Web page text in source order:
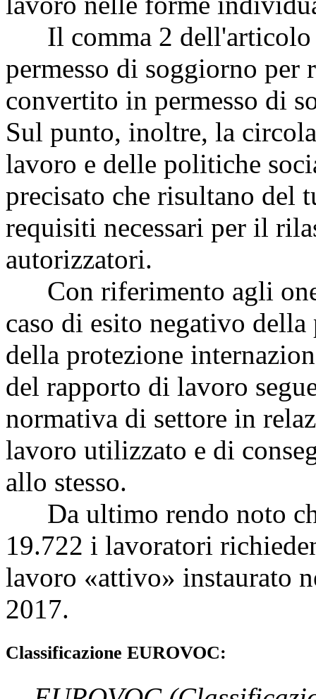
Il comma 2 dell'articolo
permesso di soggiorno per
convertito in permesso di
Sul punto, inoltre, la
lavoro e delle politiche
precisato che risultano del
requisiti necessari per il
autorizzatori.
Con riferimento agli
caso di esito negativo
della protezione
del rapporto di lavoro
normativa di settore in
lavoro utilizzato e di
allo stesso.
Da ultimo rendo noto
19.722 i lavoratori
lavoro «attivo» instaurato
2017.
Classificazione EUROVOC: